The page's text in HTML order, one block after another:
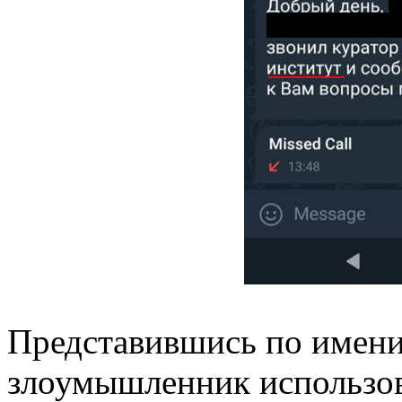
Представившись по
злоумышленник